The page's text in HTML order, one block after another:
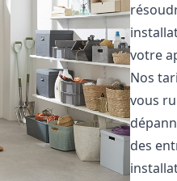
votre
Nos
vous
des